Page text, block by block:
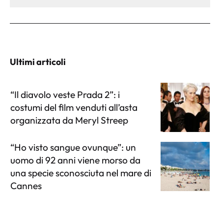
Ultimi articoli
“Il diavolo veste Prada 2”: i
costumi del film venduti all’asta
organizzata da Meryl Streep
“Ho visto sangue ovunque”: un
uomo di 92 anni viene morso da
una specie sconosciuta nel mare di
Cannes